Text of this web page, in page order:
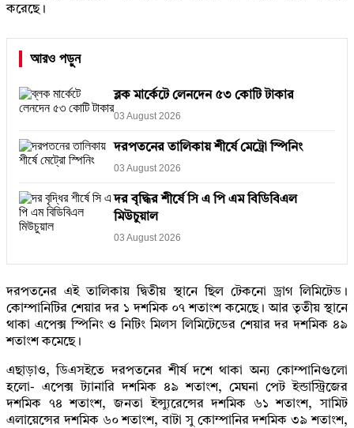
করেছে।
আরও পড়ুন
ব্লক মার্কেটে লেনদেন ৫৩ কোটি টাকার
03 August 2026
দরপতনের তালিকায় শীর্ষে মেট্রো স্পিনিং
03 August 2026
দর বৃদ্ধির শীর্ষে সি এ পি এম বিডিবিএল
মিউচুয়াল
03 August 2026
দরপতনের এই তালিকায় দ্বিতীয় স্থানে ছিল টেকনো ড্রাগ লিমিটেড।
কোম্পানিটির শেয়ার দর ১ দশমিক ০৭ শতাংশ কমেছে। আর তৃতীয় স্থানে
থাকা এপেক্স স্পিনিং ও নিটিং মিলস লিমিটেডের শেয়ার দর দশমিক ৪৯
শতাংশ কমেছে।
এছাড়াও, ডিএসইতে দরপতনের শীর্ষ দশে থাকা অন্য কোম্পানিগুলো
হলো- এপেক্স ট্যানারি দশমিক ৪৯ শতাংশ, মেঘনা পেট ইন্ডাস্ট্রিজের
দশমিক ৭৪ শতাংশ, জনতা ইন্স্যুরেন্সের দশমিক ৬১ শতাংশ, সামিট
এলায়েন্সের দশমিক ৬০ শতাংশ, বাটা সু কোম্পানির দশমিক ৩৯ শতাংশ,